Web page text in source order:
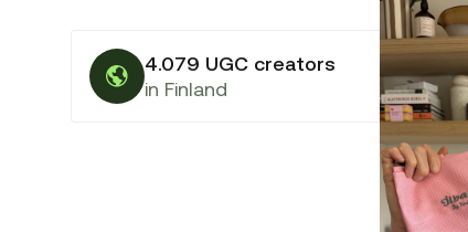
4.079 UGC creators
in Finland